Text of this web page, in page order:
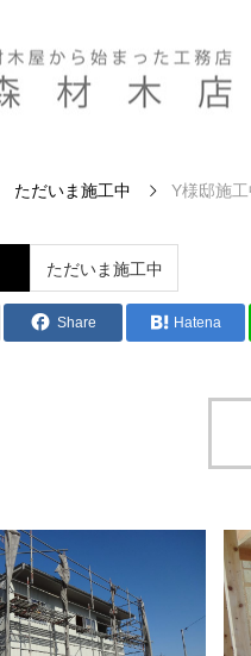
ただいま施工中 Y様邸施
ただいま施工中
Share Hatena